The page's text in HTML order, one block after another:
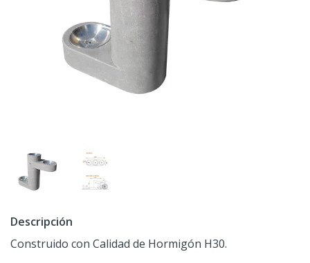
Descripción
Construido con Calidad de Hormigón H30.